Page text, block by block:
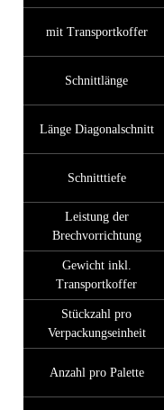
mit Transportkoffer
Schnittlänge
Länge Diagonalschnitt
Schnitttiefe
Leistung der
Brechvorrichtung
Gewicht inkl.
Transportkoffer
Stückzahl pro
Verpackungseinheit
Anzahl pro Palette